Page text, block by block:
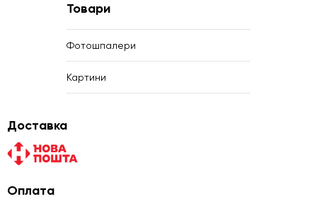
Товари
Фотошпалери
Картини
Доставка
Оплата